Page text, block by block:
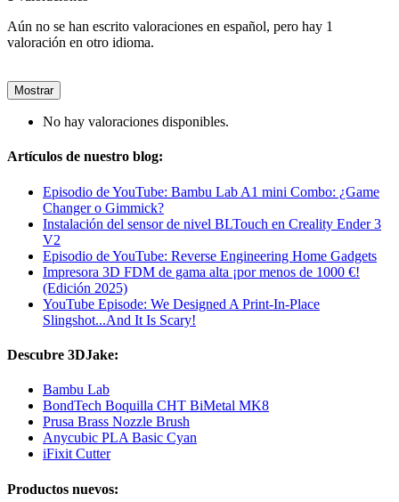
Aún no se han escrito valoraciones en español, pero hay 1
valoración en otro idioma.
Mostrar
No hay valoraciones disponibles.
Artículos de nuestro blog:
Episodio de YouTube: Bambu Lab A1 mini Combo: ¿Game
Changer o Gimmick?
Instalación del sensor de nivel BLTouch en Creality Ender 3
V2
Episodio de YouTube: Reverse Engineering Home Gadgets
Impresora 3D FDM de gama alta ¡por menos de 1000 €!
(Edición 2025)
YouTube Episode: We Designed A Print-In-Place
Slingshot...And It Is Scary!
Descubre 3DJake:
Bambu Lab
BondTech Boquilla CHT BiMetal MK8
Prusa Brass Nozzle Brush
Anycubic PLA Basic Cyan
iFixit Cutter
Productos nuevos: